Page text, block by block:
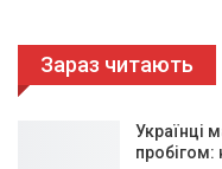
Зараз читають
Українці
пробігом: